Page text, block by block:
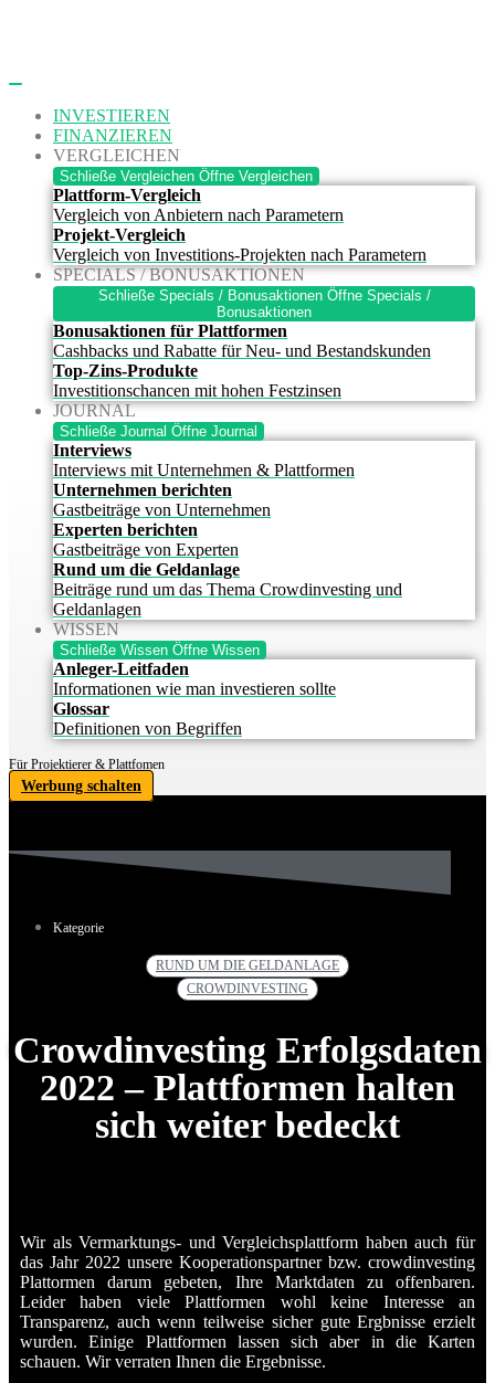
INVESTIEREN
FINANZIEREN
VERGLEICHEN
Schließe Vergleichen Öffne Vergleichen
Plattform-Vergleich
Vergleich von Anbietern nach Parametern
Projekt-Vergleich
Vergleich von Investitions-Projekten nach Parametern
SPECIALS / BONUSAKTIONEN
Schließe Specials / Bonusaktionen Öffne Specials /
Bonusaktionen
Bonusaktionen für Plattformen
Cashbacks und Rabatte für Neu- und Bestandskunden
Top-Zins-Produkte
Investitionschancen mit hohen Festzinsen
JOURNAL
Schließe Journal Öffne Journal
Interviews
Interviews mit Unternehmen & Plattformen
Unternehmen berichten
Gastbeiträge von Unternehmen
Experten berichten
Gastbeiträge von Experten
Rund um die Geldanlage
Beiträge rund um das Thema Crowdinvesting und
Geldanlagen
WISSEN
Schließe Wissen Öffne Wissen
Anleger-Leitfaden
Informationen wie man investieren sollte
Glossar
Definitionen von Begriffen
Für Projektierer & Plattfomen
Werbung schalten
Kategorie
RUND UM DIE GELDANLAGE
CROWDINVESTING
Crowdinvesting Erfolgsdaten
2022 – Plattformen halten
sich weiter bedeckt
Wir als Vermarktungs- und Vergleichsplattform haben auch für
das Jahr 2022 unsere Kooperationspartner bzw. crowdinvesting
Plattormen darum gebeten, Ihre Marktdaten zu offenbaren.
Leider haben viele Plattformen wohl keine Interesse an
Transparenz, auch wenn teilweise sicher gute Ergbnisse erzielt
wurden. Einige Plattformen lassen sich aber in die Karten
schauen. Wir verraten Ihnen die Ergebnisse.